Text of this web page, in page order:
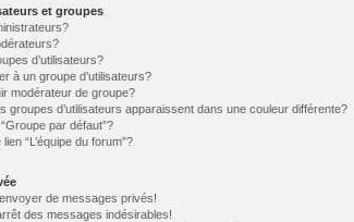
et groupes
d’utilisateurs?
à un groupe d’utilisateurs?
modérateur de groupe?
groupes d’utilisateurs apparaissent dans une couleur différente?
par défaut”?
“L’équipe du forum”?
de messages privés!
des messages indésirables!